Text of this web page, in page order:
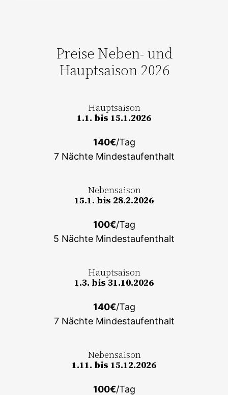
Preise Neben- und
Hauptsaison 2026
Hauptsaison
1.1. bis 15.1.2026
140€/Tag
7 Nächte Mindestaufenthalt
Nebensaison
15.1. bis 28.2.2026
100€/Tag
5 Nächte Mindestaufenthalt
Hauptsaison
1.3. bis 31.10.2026
140€/Tag
7 Nächte Mindestaufenthalt
Nebensaison
1.11. bis 15.12.2026
100€/Tag